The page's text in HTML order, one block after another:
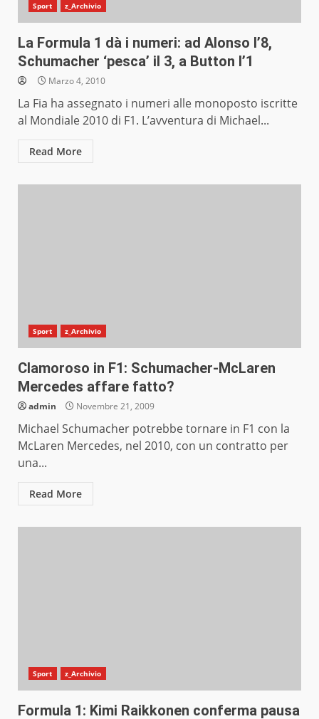
Sport z_Archivio
La Formula 1 dà i numeri: ad Alonso l’8,
Schumacher ‘pesca’ il 3, a Button l’1
Marzo 4, 2010
La Fia ha assegnato i numeri alle monoposto iscritte
al Mondiale 2010 di F1. L’avventura di Michael...
Read More
Sport z_Archivio
Clamoroso in F1: Schumacher-McLaren
Mercedes affare fatto?
admin Novembre 21, 2009
Michael Schumacher potrebbe tornare in F1 con la
McLaren Mercedes, nel 2010, con un contratto per
una...
Read More
Sport z_Archivio
Formula 1: Kimi Raikkonen conferma pausa